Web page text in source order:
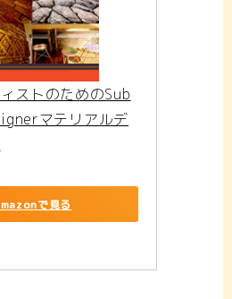
ストのためのSub
マテリアルデ
で見る